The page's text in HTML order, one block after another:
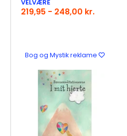
VELVÆRE
219,95 - 248,00 kr.
Bog og Mystik reklame